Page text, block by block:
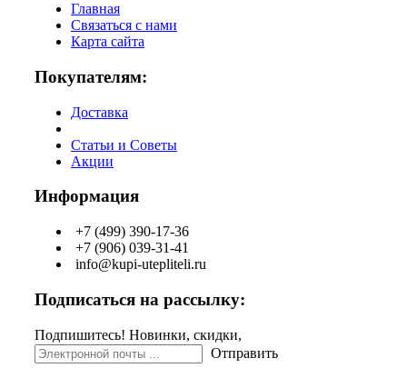
Главная
Связаться с нами
Карта сайта
Покупателям:
Доставка
Статьи и Советы
Акции
Информация
+7 (499) 390-17-36
+7 (906) 039-31-41
info@kupi-utepliteli.ru
Подписаться на рассылку:
Подпишитесь! Новинки, скидки,
Отправить